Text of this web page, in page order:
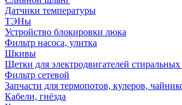
Датчики температуры
ТЭНы
Устройство блокировки люка
Фильтр насоса, улитка
Шкивы
Щетки для электродвигателей
Фильтр сетевой
Запчасти для термопотов, кулеров,
Кабели, гнёзда